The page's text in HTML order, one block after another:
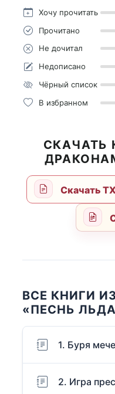
Хочу прочитать
Прочитано
Не дочитал
Недописано
Чёрный список
В избранном
СКАЧАТЬ
Скачать
ВСЕ КНИГИ
«ПЕСНЬ
1. Буря
2. Игра